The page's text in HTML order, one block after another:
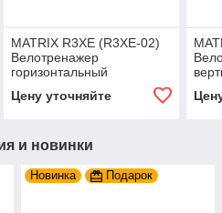
MATRIX R3XE (R3XE-02)
Велотренажер
горизонтальный
Цену уточняйте
и новинки
Новинка Подарок